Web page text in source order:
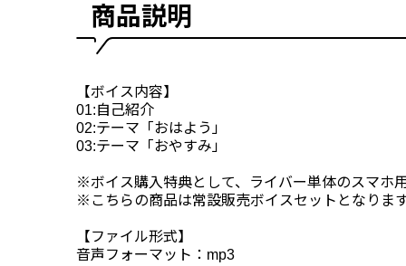
商品説明
【ボイス内容】
01:自己紹介
02:テーマ「おはよう」
03:テーマ「おやすみ」
※ボイス購入特典として、ライバー単体のスマホ用
※こちらの商品は常設販売ボイスセットとなります
【ファイル形式】
音声フォーマット：mp3